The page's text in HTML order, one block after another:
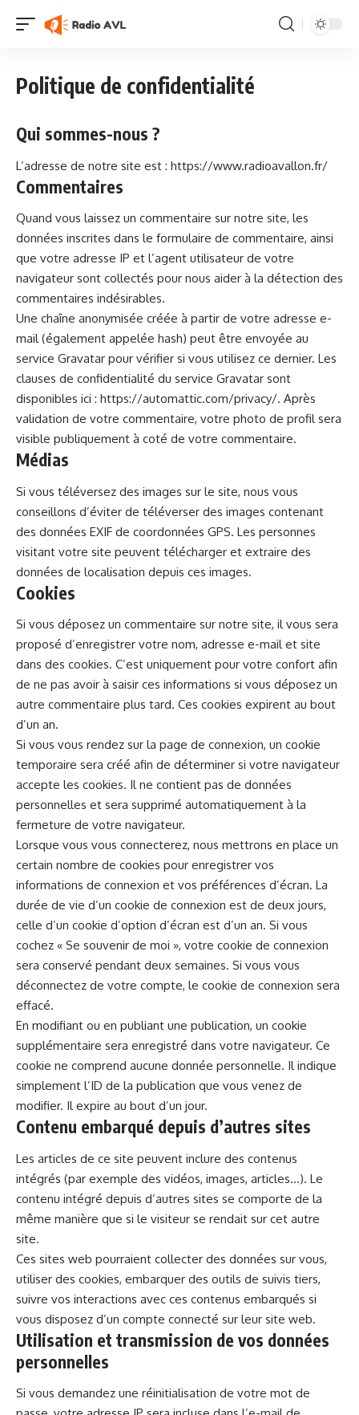
Politique de confidentialité
Qui sommes-nous ?
L’adresse de notre site est : https://www.radioavallon.fr/
Commentaires
Quand vous laissez un commentaire sur notre site, les
données inscrites dans le formulaire de commentaire, ainsi
que votre adresse IP et l’agent utilisateur de votre
navigateur sont collectés pour nous aider à la détection des
commentaires indésirables.
Une chaîne anonymisée créée à partir de votre adresse e-
mail (également appelée hash) peut être envoyée au
service Gravatar pour vérifier si vous utilisez ce dernier. Les
clauses de confidentialité du service Gravatar sont
disponibles ici : https://automattic.com/privacy/. Après
validation de votre commentaire, votre photo de profil sera
visible publiquement à coté de votre commentaire.
Médias
Si vous téléversez des images sur le site, nous vous
conseillons d’éviter de téléverser des images contenant
des données EXIF de coordonnées GPS. Les personnes
visitant votre site peuvent télécharger et extraire des
données de localisation depuis ces images.
Cookies
Si vous déposez un commentaire sur notre site, il vous sera
proposé d’enregistrer votre nom, adresse e-mail et site
dans des cookies. C’est uniquement pour votre confort afin
de ne pas avoir à saisir ces informations si vous déposez un
autre commentaire plus tard. Ces cookies expirent au bout
d’un an.
Si vous vous rendez sur la page de connexion, un cookie
temporaire sera créé afin de déterminer si votre navigateur
accepte les cookies. Il ne contient pas de données
personnelles et sera supprimé automatiquement à la
fermeture de votre navigateur.
Lorsque vous vous connecterez, nous mettrons en place un
certain nombre de cookies pour enregistrer vos
informations de connexion et vos préférences d’écran. La
durée de vie d’un cookie de connexion est de deux jours,
celle d’un cookie d’option d’écran est d’un an. Si vous
cochez « Se souvenir de moi », votre cookie de connexion
sera conservé pendant deux semaines. Si vous vous
déconnectez de votre compte, le cookie de connexion sera
effacé.
En modifiant ou en publiant une publication, un cookie
supplémentaire sera enregistré dans votre navigateur. Ce
cookie ne comprend aucune donnée personnelle. Il indique
simplement l’ID de la publication que vous venez de
modifier. Il expire au bout d’un jour.
Contenu embarqué depuis d’autres sites
Les articles de ce site peuvent inclure des contenus
intégrés (par exemple des vidéos, images, articles…). Le
contenu intégré depuis d’autres sites se comporte de la
même manière que si le visiteur se rendait sur cet autre
site.
Ces sites web pourraient collecter des données sur vous,
utiliser des cookies, embarquer des outils de suivis tiers,
suivre vos interactions avec ces contenus embarqués si
vous disposez d’un compte connecté sur leur site web.
Utilisation et transmission de vos données
personnelles
Si vous demandez une réinitialisation de votre mot de